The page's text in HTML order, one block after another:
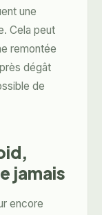
une
Cela peut
remontée
dégât
de
jamais
encore